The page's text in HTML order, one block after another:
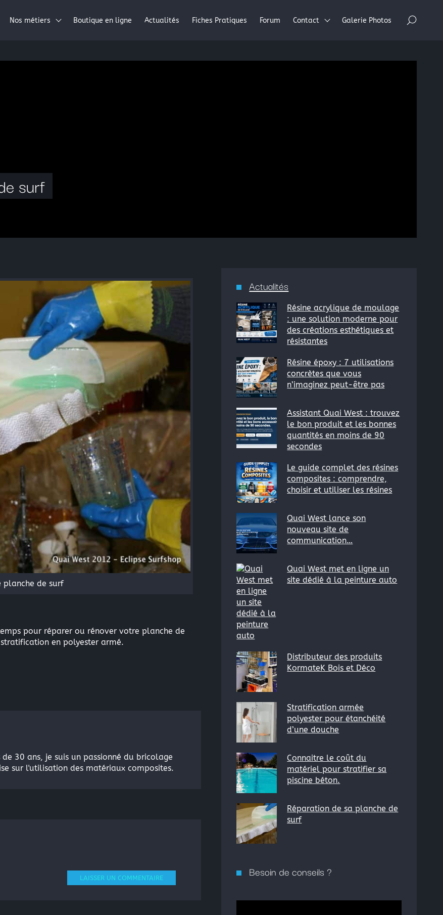
surf
planche de surf
pour réparer ou rénover votre planche de
en polyester armé.
30 ans, je suis un passionné du bricolage
sur l'utilisation des matériaux composites.
LAISSER UN COMMENTAIRE
Actualités
Résine acrylique de moulage
: une solution moderne pour
des créations esthétiques et
résistantes
Résine époxy : 7 utilisations
concrètes que vous
n’imaginez peut-être pas
Assistant Quai West : trouvez
le bon produit et les bonnes
quantités en moins de 90
secondes
Le guide complet des résines
composites : comprendre,
choisir et utiliser les résines
Quai West lance son
nouveau site de
communication…
Quai West met en ligne un
site dédié à la peinture auto
Distributeur des produits
KormateK Bois et Déco
Stratification armée
polyester pour étanchéité
d’une douche
Connaitre le coût du
matériel pour stratifier sa
piscine béton.
Réparation de sa planche de
surf
Besoin de conseils ?
Nos métiers
La peinture industrielle
La peinture nautique
Résine Polyester ou résine Polyuréthane pour la Reproduction
Le moulage silicone
Le moulage résine
Les colles structurales: Époxydes, Polyuréthanes, Méthacrylates, Vinylester
Les colles instantanées
Les colles souples
Boutique en ligne Actualités Fiches Pratiques Forum Contact Galerie Photos